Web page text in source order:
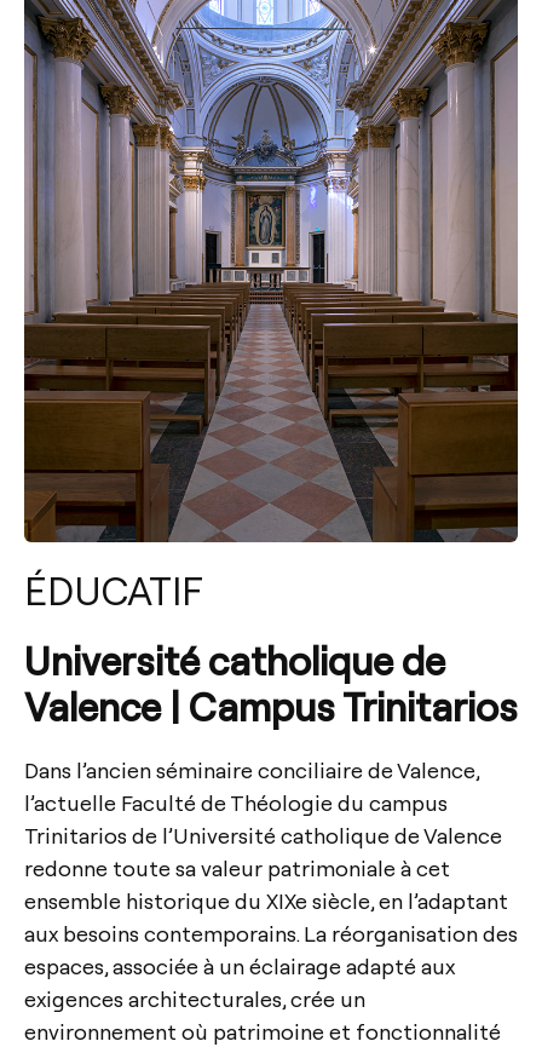
ÉDUCATIF
Université catholique de
Valence | Campus Trinitarios
Dans l’ancien séminaire conciliaire de Valence,
l’actuelle Faculté de Théologie du campus
Trinitarios de l’Université catholique de Valence
redonne toute sa valeur patrimoniale à cet
ensemble historique du XIXe siècle, en l’adaptant
aux besoins contemporains. La réorganisation des
espaces, associée à un éclairage adapté aux
exigences architecturales, crée un
environnement où patrimoine et fonctionnalité